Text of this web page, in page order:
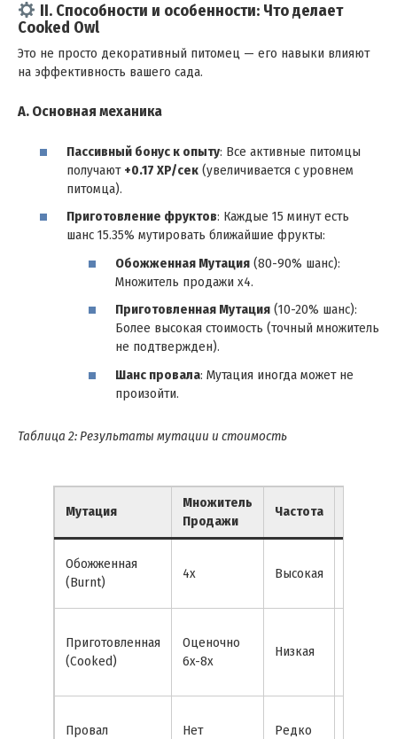
II. Способности и особенности: Что делает
Cooked Owl
Это не просто декоративный питомец — его навыки влияют
на эффективность вашего сада.
A. Основная механика
Пассивный бонус к опыту: Все активные питомцы
получают +0.17 XP/сек (увеличивается с уровнем
питомца).
Приготовление фруктов: Каждые 15 минут есть
шанс 15.35% мутировать ближайшие фрукты:
Обожженная Мутация (80-90% шанс):
Множитель продажи x4.
Приготовленная Мутация (10-20% шанс):
Более высокая стоимость (точный множитель
не подтвержден).
Шанс провала: Мутация иногда может не
произойти.
Таблица 2: Результаты мутации и стоимость
Мутация
Множитель
Продажи
Частота
Обожженная
(Burnt)
4x Высокая
Приготовленная
(Cooked)
Оценочно
6x-8x
Низкая
Провал Нет Редко